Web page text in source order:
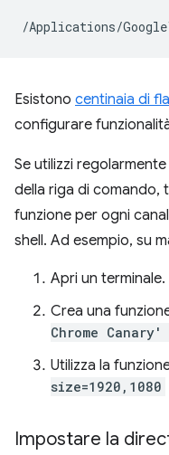
Esistono centinaia di
configurare
Se utilizzi
della riga di comando,
funzione per ogni
shell. Ad esempio, su
Apri un terminale.
Crea una
Chrome
Utilizza la
size=1920,1080
Impostare la